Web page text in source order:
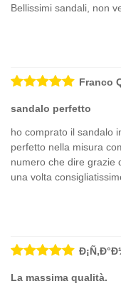
Bellissimi sandali, non
Franco
sandalo perfetto
ho comprato il sandalo
perfetto nella misura
numero che dire grazie
una volta
La massima qualità.